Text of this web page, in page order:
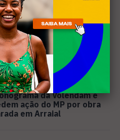
cabo-friense
apresenta
inéditas no Diveneta
Fest neste sábado (8)
cobram
da Volendam e
ação do MP por obra
em Arraial